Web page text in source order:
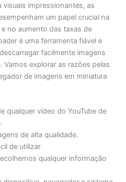
visuais impressionantes, as
um papel crucial na
no aumento das taxas de
é uma ferramenta fiável e
facilmente imagens
Vamos explorar as razões pelas
de imagens em miniatura
qualquer vídeo do YouTube de
de alta qualidade.
de utilizar
qualquer informação